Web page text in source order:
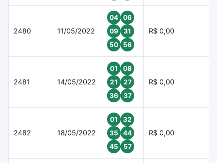
2480 11/05/2022
04
06
09
31
50
56
R$ 0,00
2481 14/05/2022
01
08
21
27
36
37
R$ 0,00
2482 18/05/2022
01
32
35
44
45
57
R$ 0,00